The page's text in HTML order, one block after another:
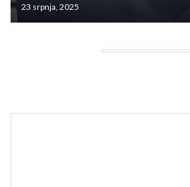
23 srpnja, 2025